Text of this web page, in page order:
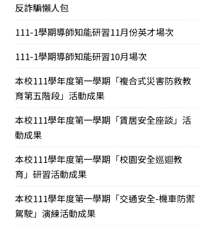
反詐騙懶人包
111-1學期導師知能研習11月份英才場次
111-1學期導師知能研習10月場次
本校111學年度第一學期「複合式災害防救教
育第五階段」活動成果
本校111學年度第一學期「賃居安全座談」活
動成果
本校111學年度第一學期「校園安全巡迴教
育」研習活動成果
本校111學年度第一學期「交通安全-機車防禦
駕駛」演練活動成果